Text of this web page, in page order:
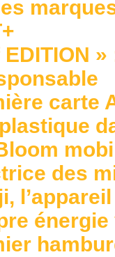
EDITION
carte
des